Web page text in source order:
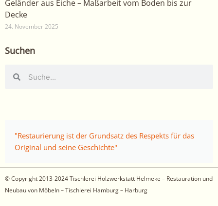
Geländer aus Eiche – Maßarbeit vom Boden bis zur
Decke
24. November 2025
Suchen
"Restaurierung ist der Grundsatz des Respekts für das
Original und seine Geschichte"
© Copyright 2013-2024Tischlerei Holzwerkstatt Helmeke – Restauration und
Neubau von Möbeln – Tischlerei Hamburg – Harburg